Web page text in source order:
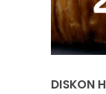
DISKON